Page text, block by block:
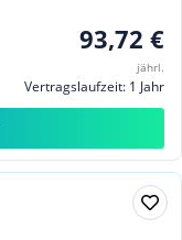
93,72 €
jährl.
Vertragslaufzeit: 1 Jahr